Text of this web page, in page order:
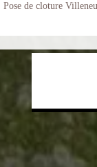
Pose de cloture